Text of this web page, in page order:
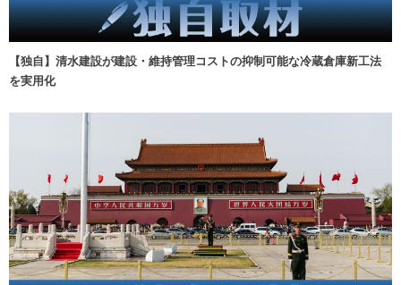
【独自】清水建設が建設・維持管理コストの抑制可能な冷蔵倉庫新工法
を実用化